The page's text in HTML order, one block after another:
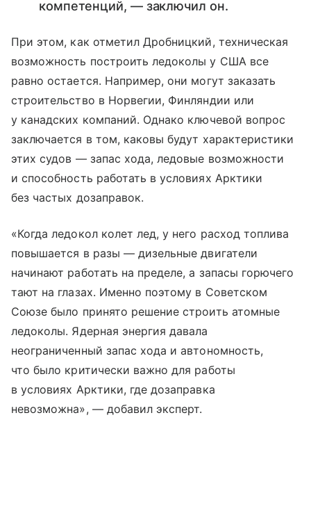
компетенций, — заключил он.
При этом, как отметил Дробницкий, техническая
возможность построить ледоколы у США все
равно остается. Например, они могут заказать
строительство в Норвегии, Финляндии или
у канадских компаний. Однако ключевой вопрос
заключается в том, каковы будут характеристики
этих судов — запас хода, ледовые возможности
и способность работать в условиях Арктики
без частых дозаправок.
«Когда ледокол колет лед, у него расход топлива
повышается в разы — дизельные двигатели
начинают работать на пределе, а запасы горючего
тают на глазах. Именно поэтому в Советском
Союзе было принято решение строить атомные
ледоколы. Ядерная энергия давала
неограниченный запас хода и автономность,
что было критически важно для работы
в условиях Арктики, где дозаправка
невозможна», — добавил эксперт.